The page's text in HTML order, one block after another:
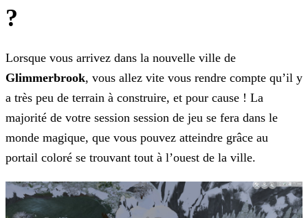
?
Lorsque vous arrivez dans la nouvelle ville de
Glimmerbrook, vous allez vite vous rendre compte qu’il y
a très peu de terrain à construire, et pour cause ! La
majorité de votre session session de jeu se fera dans le
monde magique, que vous pouvez atteindre grâce au
portail coloré se trouvant tout à l’ouest de la ville.